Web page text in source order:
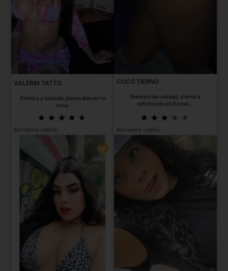
VALERIN TATTO
Exótica y tatuada, pocos días en tu
zona.
Barcelona capital
COCO TIERNO
Shemale de calidad, atenta y
sofisticada en Barcel...
Barcelona capital